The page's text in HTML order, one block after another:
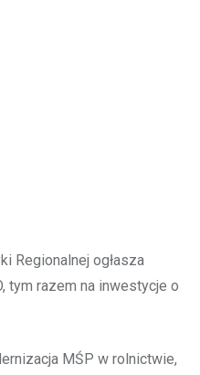
Regionalnej ogłasza
tym razem na inwestycje o
MŚP w rolnictwie,